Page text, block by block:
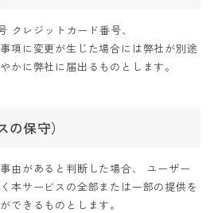
クレジットカード番号、
項に変更が生じた場合には弊社が別途
かに弊社に届出るものとします。
保守）
由があると判断した場合、
ユーザー
本サービスの全部または一部の提供を
できるものとします。